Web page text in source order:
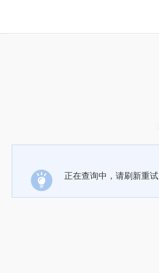
正在查询中，请刷新重试